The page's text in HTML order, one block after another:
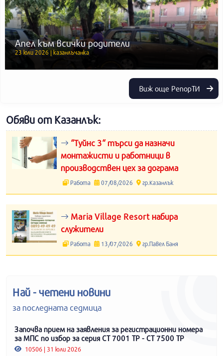
Апел към всички родители
23 юли 2026 | казанлъчанка
Виж още РепорТИ
Обяви от Казанлък:
“Туйнс 3“ търси да назначи
монтажисти и работници в
производствен цех за дограма
Работа 07/08/2026 гр.Казанлък
Maria Village Resort набира
служители
Работа 13/07/2026 гр.Павел Баня
Най - четени новини
за последната седмица
Започва прием на заявления за регистрационни номера
за МПС по избор за серия СТ 7001 ТР - СТ 7500 ТР
10506 | 31 юли 2026